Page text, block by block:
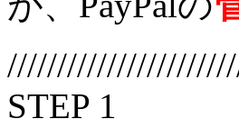
STEP 1